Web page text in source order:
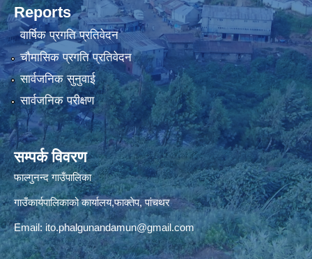
Reports
वार्षिक प्रगति प्रतिवेदन
चौमासिक प्रगति प्रतिवेदन
सार्वजनिक सुनुवाई
सार्वजनिक परीक्षण
सम्पर्क विवरण
फाल्गुनन्द गाउँपालिका
गाउँकार्यपालिकाको कार्यालय,फाक्तेप, पांचथर
Email: ito.phalgunandamun@gmail.com